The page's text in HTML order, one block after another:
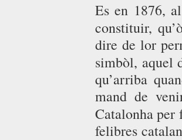
Es en 1876,
constituir,
dire de lor
simbòl, aquel
qu’arriba
mand de
Catalonha per
felibres